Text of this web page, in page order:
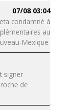
07/08 03:04
condamné à
au
Mexique
signer
de